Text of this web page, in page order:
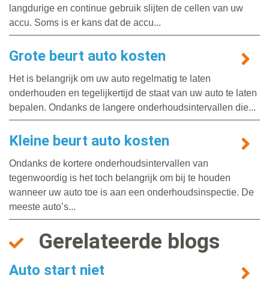
langdurige en continue gebruik slijten de cellen van uw
accu. Soms is er kans dat de accu...
Grote beurt auto kosten
Het is belangrijk om uw auto regelmatig te laten
onderhouden en tegelijkertijd de staat van uw auto te laten
bepalen. Ondanks de langere onderhoudsintervallen die...
Kleine beurt auto kosten
Ondanks de kortere onderhoudsintervallen van
tegenwoordig is het toch belangrijk om bij te houden
wanneer uw auto toe is aan een onderhoudsinspectie. De
meeste auto’s...
Gerelateerde blogs
Auto start niet